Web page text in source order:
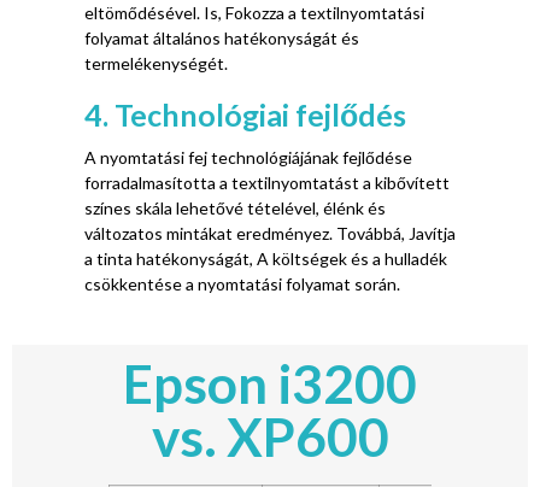
eltömődésével. Is, Fokozza a textilnyomtatási
folyamat általános hatékonyságát és
termelékenységét.
4. Technológiai fejlődés
A nyomtatási fej technológiájának fejlődése
forradalmasította a textilnyomtatást a kibővített
színes skála lehetővé tételével, élénk és
változatos mintákat eredményez. Továbbá, Javítja
a tinta hatékonyságát, A költségek és a hulladék
csökkentése a nyomtatási folyamat során.
Epson i3200
vs. XP600